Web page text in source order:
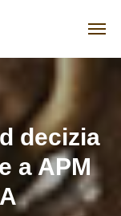
decizia
a APM